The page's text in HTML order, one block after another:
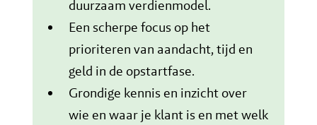
duurzaam verdienmodel.
Een scherpe focus op het
prioriteren van aandacht, tijd en
geld in de opstartfase.
Grondige kennis en inzicht over
wie en waar je klant is en met welk